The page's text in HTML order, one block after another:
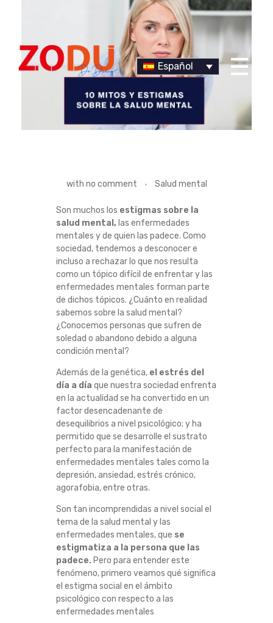
Dr Duany
Español
with no comment Salud mental
Son muchos los estigmas sobre la
salud mental, las enfermedades
mentales y de quien las padece. Como
sociedad, tendemos a desconocer e
incluso a rechazar lo que nos resulta
como un tópico difícil de enfrentar y las
enfermedades mentales forman parte
de dichos tópicos. ¿Cuánto en realidad
sabemos sobre la salud mental?
¿Conocemos personas que sufren de
soledad o abandono debido a alguna
condición mental?
Además de la genética, el estrés del
día a día que nuestra sociedad enfrenta
en la actualidad se ha convertido en un
factor desencadenante de
desequilibrios a nivel psicológico; y ha
permitido que se desarrolle el sustrato
perfecto para la manifestación de
enfermedades mentales tales como la
depresión, ansiedad, estrés crónico,
agorafobia, entre otras.
Son tan incomprendidas a nivel social el
tema de la salud mental y las
enfermedades mentales, que se
estigmatiza a la persona que las
padece. Pero para entender este
fenómeno, primero veamos qué significa
el estigma social en el ámbito
psicológico con respecto a las
enfermedades mentales